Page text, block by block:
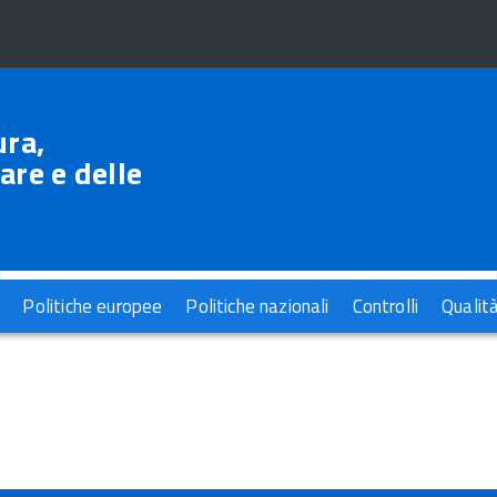
e delle
Politiche europee Politiche nazionali Controlli